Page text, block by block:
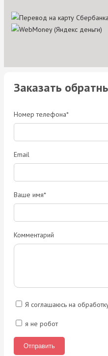
Заказать
Номер телефона*
Email
Ваше имя*
Комментарий
Я соглашаюсь на
я не робот